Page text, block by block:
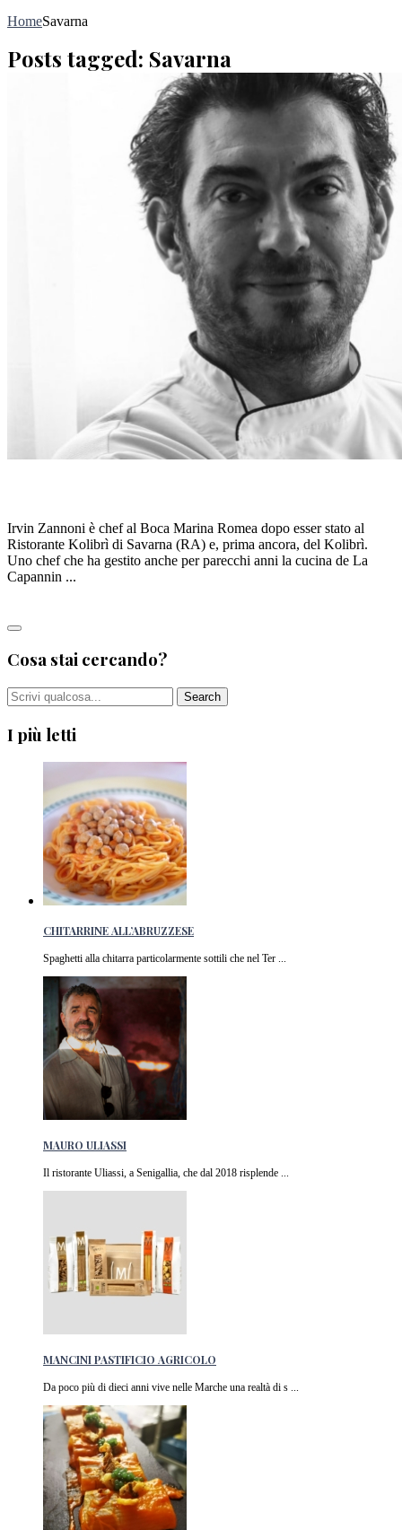
HomeSavarna
Posts tagged: Savarna
Irvin Zannoni è chef al Boca Marina Romea dopo esser stato al
Ristorante Kolibrì di Savarna (RA) e, prima ancora, del Kolibrì.
Uno chef che ha gestito anche per parecchi anni la cucina de La
Capannin ...
Cosa stai cercando?
I più letti
CHITARRINE ALL’ABRUZZESE
Spaghetti alla chitarra particolarmente sottili che nel Ter ...
MAURO ULIASSI
Il ristorante Uliassi, a Senigallia, che dal 2018 risplende ...
MANCINI PASTIFICIO AGRICOLO
Da poco più di dieci anni vive nelle Marche una realtà di s ...